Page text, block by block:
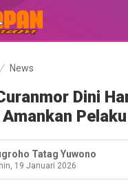
News
Dini
Pelaku
Tatag Yuwono
19 Januari 2026